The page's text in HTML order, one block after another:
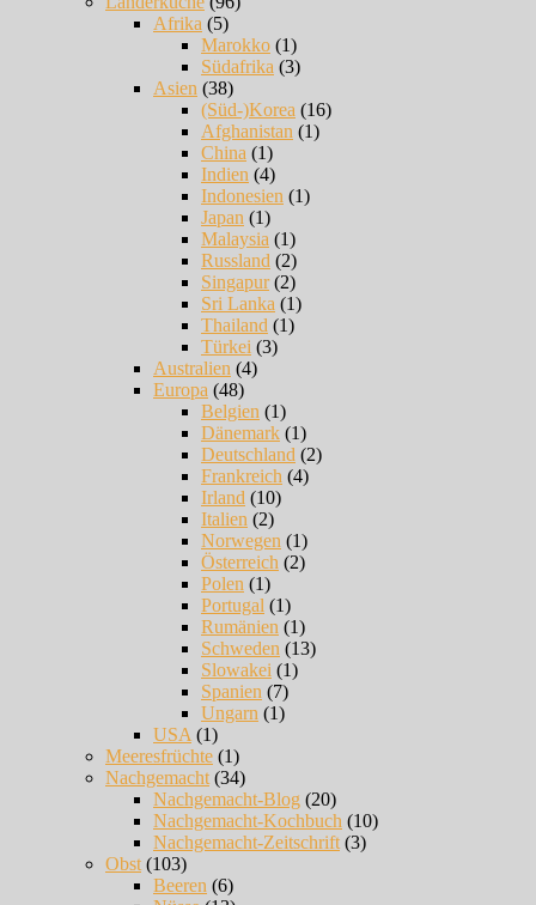
Afrika (5)
Marokko (1)
Südafrika (3)
Asien (38)
(Süd-)Korea (16)
Afghanistan (1)
China (1)
Indien (4)
Indonesien (1)
Japan (1)
Malaysia (1)
Russland (2)
Singapur(2)
Sri Lanka (1)
Thailand (1)
Türkei (3)
Australien (4)
Europa (48)
Belgien (1)
Dänemark (1)
Deutschland (2)
Frankreich (4)
Irland (10)
Italien (2)
Norwegen (1)
Österreich (2)
Polen (1)
Portugal (1)
Rumänien (1)
Schweden (13)
Slowakei (1)
Spanien (7)
Ungarn (1)
USA (1)
Meeresfrüchte (1)
Nachgemacht (34)
Nachgemacht-Blog (20)
Nachgemacht-Kochbuch (10)
Nachgemacht-Zeitschrift (3)
Obst (103)
Beeren (6)